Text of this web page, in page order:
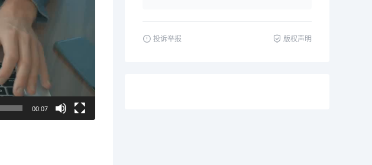
00:07
投诉举报 版权声明